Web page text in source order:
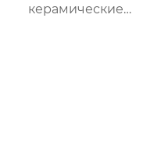
керамические